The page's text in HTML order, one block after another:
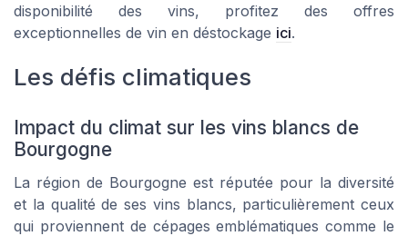
disponibilité des vins, profitez des offres
exceptionnelles de vin en déstockage ici.
Les défis climatiques
Impact du climat sur les vins blancs de
Bourgogne
La région de Bourgogne est réputée pour la diversité
et la qualité de ses vins blancs, particulièrement ceux
qui proviennent de cépages emblématiques comme le